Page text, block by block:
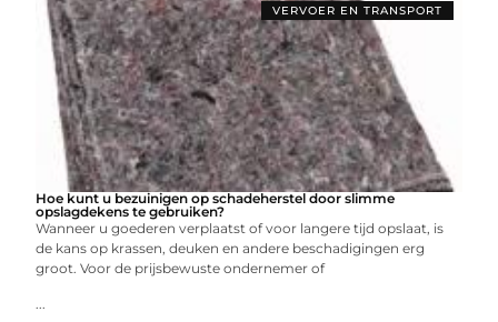
VERVOER EN TRANSPORT
Hoe kunt u bezuinigen op schadeherstel door slimme
opslagdekens te gebruiken?
Wanneer u goederen verplaatst of voor langere tijd opslaat, is
de kans op krassen, deuken en andere beschadigingen erg
groot. Voor de prijsbewuste ondernemer of
...